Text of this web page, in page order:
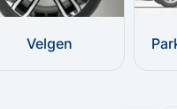
Velgen